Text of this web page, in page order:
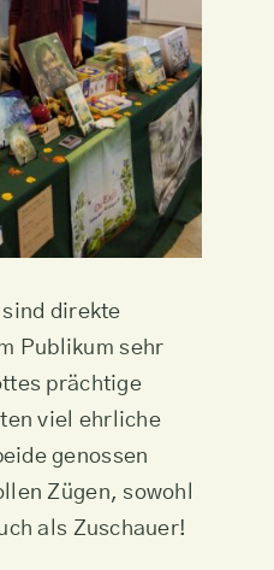
direkte
Publikum sehr
prächtige
viel ehrliche
genossen
Zügen, sowohl
als Zuschauer!